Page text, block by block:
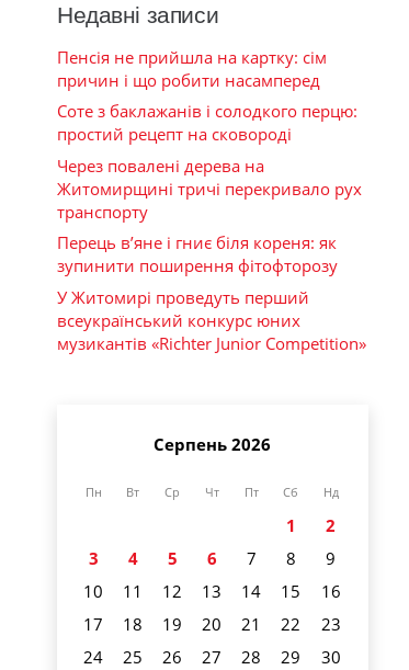
Недавні записи
Пенсія не прийшла на картку: сім
причин і що робити насамперед
Соте з баклажанів і солодкого перцю:
простий рецепт на сковороді
Через повалені дерева на
Житомирщині тричі перекривало рух
транспорту
Перець в’яне і гниє біля кореня: як
зупинити поширення фітофторозу
У Житомирі проведуть перший
всеукраїнський конкурс юних
музикантів «Richter Junior Competition»
Серпень 2026
Пн Вт Ср Чт Пт Сб Нд
1
2
3
4 5 6 7 8
9
10
11 12 13 14 15
16
17
18 19 20 21 22
23
24
25 26 27 28 29
30